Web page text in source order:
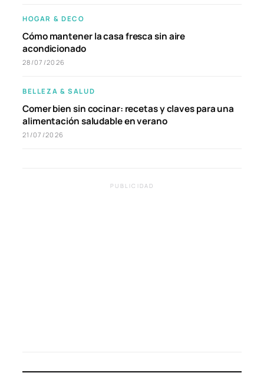
HOGAR & DECO
Cómo mantener la casa fresca sin aire
acondicionado
28/07/2026
BELLEZA & SALUD
Comer bien sin cocinar: recetas y claves para una
alimentación saludable en verano
21/07/2026
PUBLICIDAD